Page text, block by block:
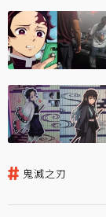
鬼滅之刃